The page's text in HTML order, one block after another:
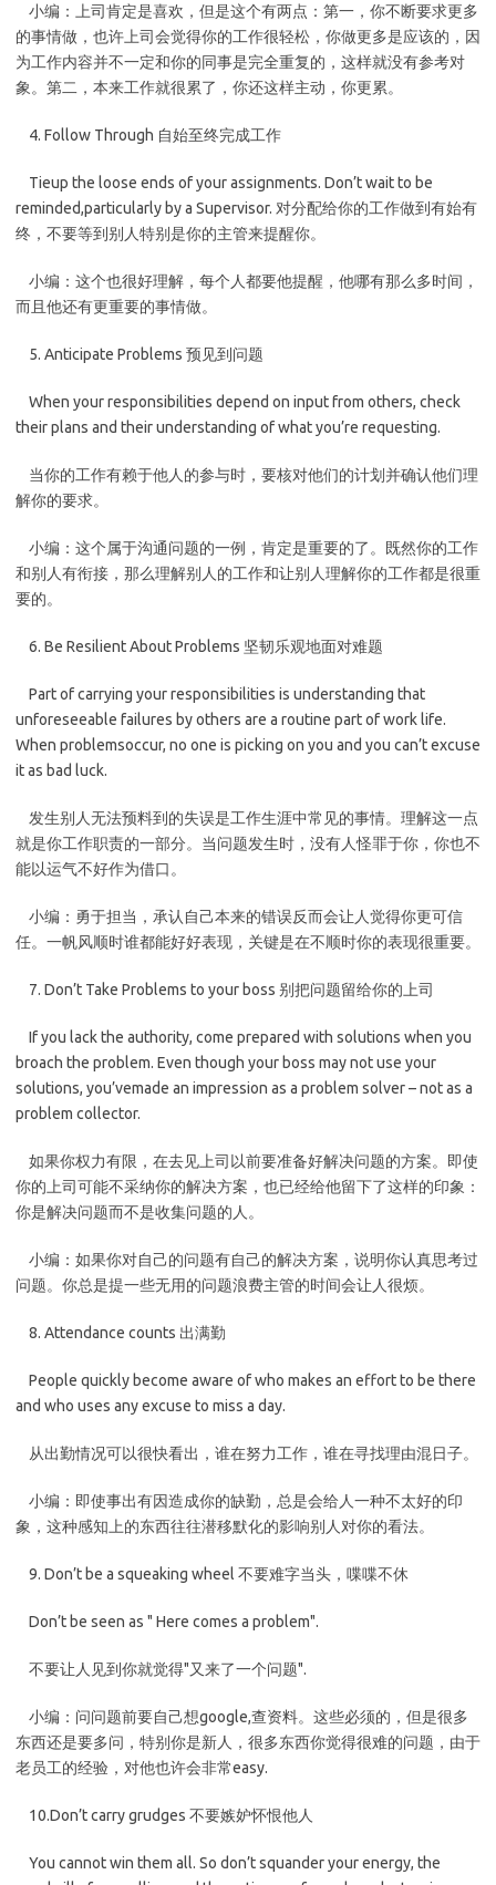
小编：上司肯定是喜欢，但是这个有两点：第一，你不断要求更多
的事情做，也许上司会觉得你的工作很轻松，你做更多是应该的，因
为工作内容并不一定和你的同事是完全重复的，这样就没有参考对
象。第二，本来工作就很累了，你还这样主动，你更累。
4. Follow Through 自始至终完成工作
Tieup the loose ends of your assignments. Don’t wait to be
reminded,particularly by a Supervisor. 对分配给你的工作做到有始有
终，不要等到别人特别是你的主管来提醒你。
小编：这个也很好理解，每个人都要他提醒，他哪有那么多时间，
而且他还有更重要的事情做。
5. Anticipate Problems 预见到问题
When your responsibilities depend on input from others, check
their plans and their understanding of what you’re requesting.
当你的工作有赖于他人的参与时，要核对他们的计划并确认他们理
解你的要求。
小编：这个属于沟通问题的一例，肯定是重要的了。既然你的工作
和别人有衔接，那么理解别人的工作和让别人理解你的工作都是很重
要的。
6. Be Resilient About Problems 坚韧乐观地面对难题
Part of carrying your responsibilities is understanding that
unforeseeable failures by others are a routine part of work life.
When problemsoccur, no one is picking on you and you can’t excuse
it as bad luck.
发生别人无法预料到的失误是工作生涯中常见的事情。理解这一点
就是你工作职责的一部分。当问题发生时，没有人怪罪于你，你也不
能以运气不好作为借口。
小编：勇于担当，承认自己本来的错误反而会让人觉得你更可信
任。一帆风顺时谁都能好好表现，关键是在不顺时你的表现很重要。
7. Don’t Take Problems to your boss 别把问题留给你的上司
If you lack the authority, come prepared with solutions when you
broach the problem. Even though your boss may not use your
solutions, you’vemade an impression as a problem solver – not as a
problem collector.
如果你权力有限，在去见上司以前要准备好解决问题的方案。即使
你的上司可能不采纳你的解决方案，也已经给他留下了这样的印象：
你是解决问题而不是收集问题的人。
小编：如果你对自己的问题有自己的解决方案，说明你认真思考过
问题。你总是提一些无用的问题浪费主管的时间会让人很烦。
8. Attendance counts 出满勤
People quickly become aware of who makes an effort to be there
and who uses any excuse to miss a day.
从出勤情况可以很快看出，谁在努力工作，谁在寻找理由混日子。
小编：即使事出有因造成你的缺勤，总是会给人一种不太好的印
象，这种感知上的东西往往潜移默化的影响别人对你的看法。
9. Don’t be a squeaking wheel 不要难字当头，喋喋不休
Don’t be seen as " Here comes a problem".
不要让人见到你就觉得"又来了一个问题".
小编：问问题前要自己想google,查资料。这些必须的，但是很多
东西还是要多问，特别你是新人，很多东西你觉得很难的问题，由于
老员工的经验，对他也许会非常easy.
10.Don’t carry grudges 不要嫉妒怀恨他人
You cannot win them all. So don’t squander your energy, the